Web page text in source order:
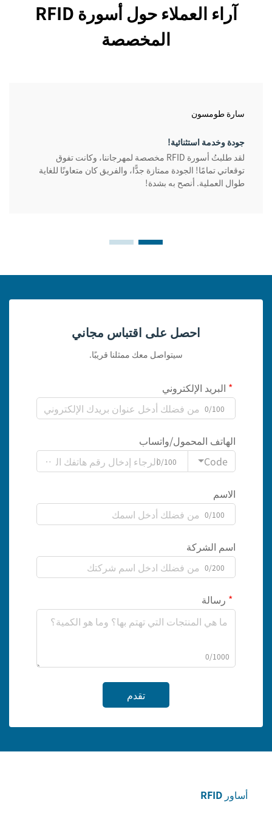
آراء العملاء حول أسورة RFID
المخصصة
سارة طومسون
جودة وخدمة استثنائية!
لقد طلبتُ أسورة RFID مخصصة لمهرجاننا، وكانت تفوق
توقعاتي تمامًا! الجودة ممتازة جدًّا، والفريق كان متعاونًا للغاية
طوال العملية. أنصح به بشدة!
احصل على اقتباس مجاني
سيتواصل معك ممثلنا قريبًا.
البريد الإلكتروني
0/100
الهاتف المحمول/واتساب
Code
0/100
الاسم
0/100
اسم الشركة
0/200
رسالة
0/1000
تقدم
أساور RFID